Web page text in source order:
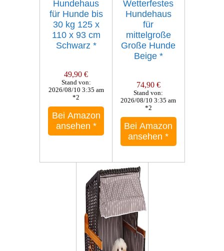
Hundehaus
für Hunde bis
30 kg 125 x
110 x 93 cm
Schwarz *
49,90 €
Stand von:
2026/08/10 3:35 am
*2
Bei Amazon
ansehen *
Wetterfestes
Hundehaus
für
mittelgroße
Große Hunde
Beige *
74,90 €
Stand von:
2026/08/10 3:35 am
*2
Bei Amazon
ansehen*